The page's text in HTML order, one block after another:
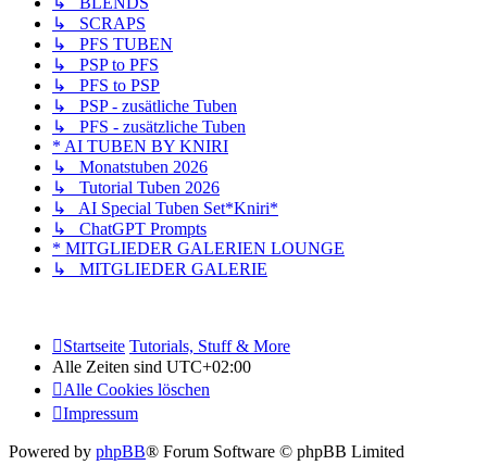
↳ SCRAPS
↳ PFS TUBEN
↳ PSP to PFS
↳ PFS to PSP
↳ PSP - zusätliche Tuben
↳ PFS - zusätzliche Tuben
* AI TUBEN BY KNIRI
↳ Monatstuben 2026
↳ Tutorial Tuben 2026
↳ AI Special Tuben Set*Kniri*
↳ ChatGPT Prompts
* MITGLIEDER GALERIEN LOUNGE
↳ MITGLIEDER GALERIE
Startseite Tutorials, Stuff & More
Alle Zeiten sind UTC+02:00
Alle Cookies löschen
Impressum
Powered by phpBB® Forum Software © phpBB Limited